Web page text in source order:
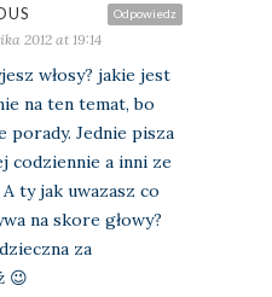
Odpowiedz
2012 at 19:14
włosy? jakie jest
na ten temat, bo
porady. Jednie pisza
codziennie a inni ze
ty jak uwazasz co
na skore głowy?
za
😉